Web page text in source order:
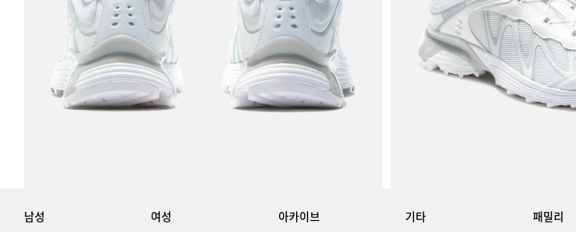
남성
여성
아카이브
기타
패밀리